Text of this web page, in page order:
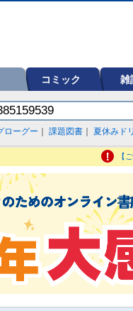
コミック 雑
ローグー 課題図書 夏休みド
【